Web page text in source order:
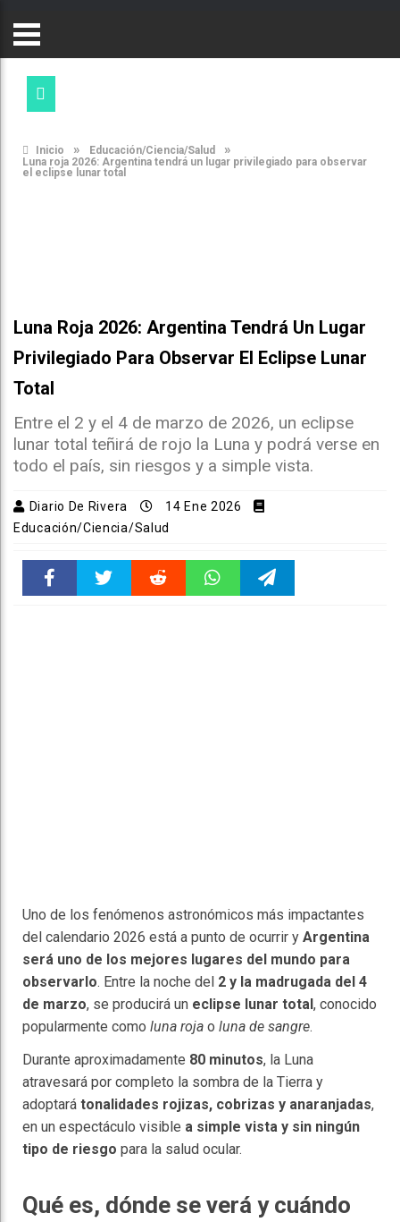
Inicio » Educación/Ciencia/Salud »
Luna roja 2026: Argentina tendrá un lugar privilegiado para observar
el eclipse lunar total
Luna Roja 2026: Argentina Tendrá Un Lugar
Privilegiado Para Observar El Eclipse Lunar
Total
Entre el 2 y el 4 de marzo de 2026, un eclipse
lunar total teñirá de rojo la Luna y podrá verse en
todo el país, sin riesgos y a simple vista.
Diario De Rivera
14 Ene 2026
Educación/Ciencia/Salud
Uno de los fenómenos astronómicos más impactantes
del calendario 2026 está a punto de ocurrir y Argentina
será uno de los mejores lugares del mundo para
observarlo. Entre la noche del 2 y la madrugada del 4
de marzo, se producirá un eclipse lunar total, conocido
popularmente como luna roja o luna de sangre.
Durante aproximadamente 80 minutos, la Luna
atravesará por completo la sombra de la Tierra y
adoptará tonalidades rojizas, cobrizas y anaranjadas,
en un espectáculo visible a simple vista y sin ningún
tipo de riesgo para la salud ocular.
Qué es, dónde se verá y cuándo